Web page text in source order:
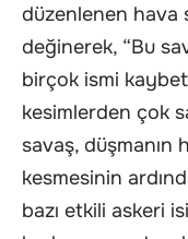
düzenlenen hava
değinerek, “Bu
birçok ismi
kesimlerden çok
savaş, düşmanın
kesmesinin
bazı etkili askeri